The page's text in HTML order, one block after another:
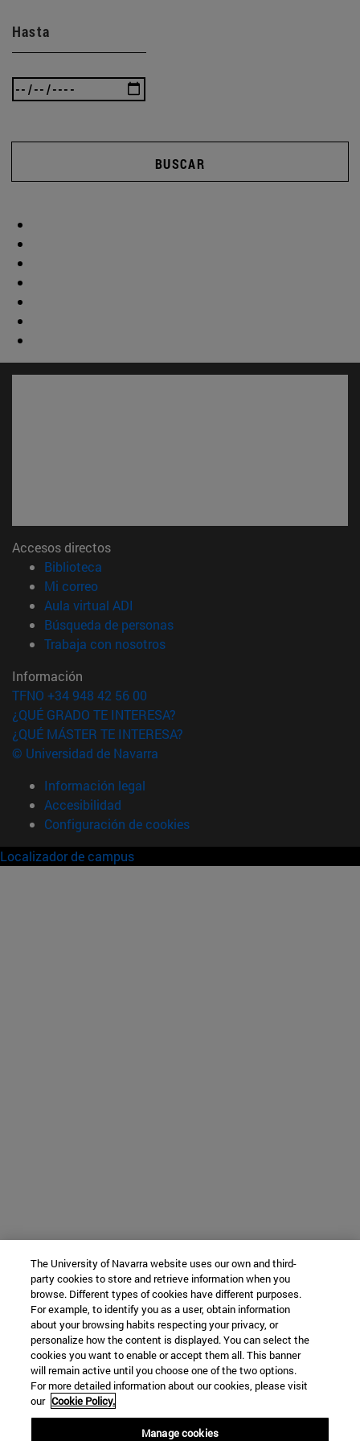
Hasta
BUSCAR
Accesos directos
Biblioteca
Mi correo(abre en nueva ventana)
Aula virtual ADI
Búsqueda de personas(abre en nueva ventana)
Trabaja con nosotros(abre en nueva ventana)
Información
TFNO +34 948 42 56 00
¿QUÉ GRADO TE INTERESA?
¿QUÉ MÁSTER TE INTERESA?
© Universidad de Navarra
Información legal
Accesibilidad
Configuración de cookies
Localizador de campus
The University of Navarra website uses our own and third-
party cookies to store and retrieve information when you
browse. Different types of cookies have different purposes.
For example, to identify you as a user, obtain information
about your browsing habits respecting your privacy, or
personalize how the content is displayed. You can select the
cookies you want to enable or accept them all. This banner
will remain active until you choose one of the two options.
For more detailed information about our cookies, please visit
our Cookie Policy.
Manage cookies